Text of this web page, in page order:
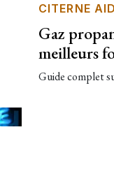
CITERNE
Gaz
meilleurs
Guide complet